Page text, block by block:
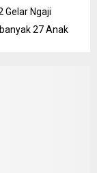
Gelar Ngaji
27 Anak